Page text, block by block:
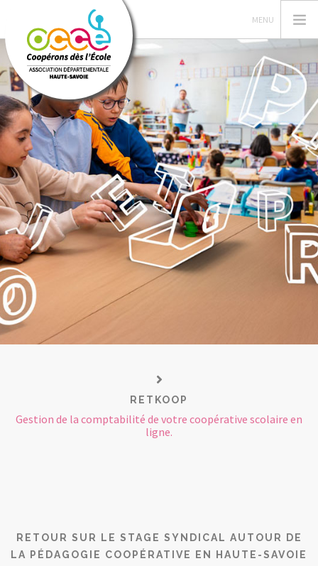
L'OCCE
GERER SA COOPERATIVE
ACTIONS PÉDAGOGIQUES
PRETS
RESSOURCES PÉDAGOGIQUES
RECHERCHER
RETKOOP
Gestion de la comptabilité de votre coopérative scolaire en
ligne.
RETOUR SUR LE STAGE SYNDICAL AUTOUR DE
LA PÉDAGOGIE COOPÉRATIVE EN HAUTE-SAVOIE